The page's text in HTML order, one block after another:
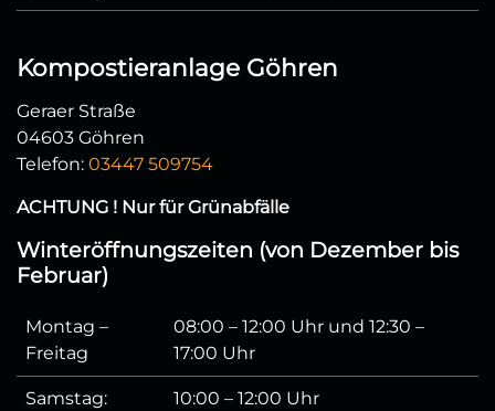
Kompostieranlage Göhren
Geraer Straße
04603 Göhren
Telefon: 03447 509754
ACHTUNG ! Nur für Grünabfälle
Winteröffnungszeiten (von Dezember bis
Februar)
Montag –
Freitag
08:00 – 12:00 Uhr und 12:30 –
17:00 Uhr
Samstag: 10:00 – 12:00 Uhr